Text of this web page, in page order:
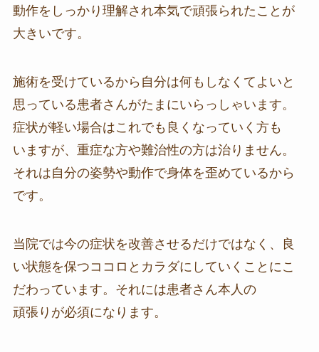
動作をしっかり理解され本気で頑張られたことが
大きいです。
施術を受けているから自分は何もしなくてよいと
思っている患者さんがたまにいらっしゃいます。
症状が軽い場合はこれでも良くなっていく方も
いますが、重症な方や難治性の方は治りません。
それは自分の姿勢や動作で身体を歪めているから
です。
当院では今の症状を改善させるだけではなく、良
い状態を保つココロとカラダにしていくことにこ
だわっています。それには患者さん本人の
頑張りが必須になります。